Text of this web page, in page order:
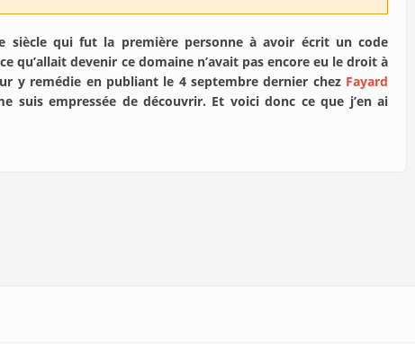
siècle qui fut la première personne à avoir écrit un code
qu’allait devenir ce domaine n’avait pas encore eu le droit à
y remédie en publiant le 4 septembre dernier chez Fayard
suis empressée de découvrir. Et voici donc ce que j’en ai